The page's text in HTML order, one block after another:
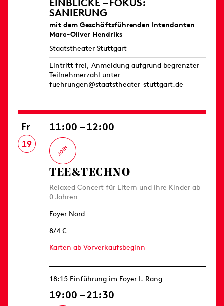
EINBLICKE – FOKUS:
SANIERUNG
mit dem Geschäftsführenden Intendanten
Marc-Oliver Hendriks
Staatstheater Stuttgart
Eintritt frei, Anmeldung aufgrund begrenzter
Teilnehmerzahl unter
fuehrungen@staatstheater-stuttgart.de
Fr
19
11:00 – 12:00
TEE&TECHNO
Relaxed Concert für Eltern und ihre Kinder ab
0 Jahren
Foyer Nord
8/4 €
Karten ab Vorverkaufsbeginn
18:15 Einführung im Foyer I. Rang
19:00 – 21:30